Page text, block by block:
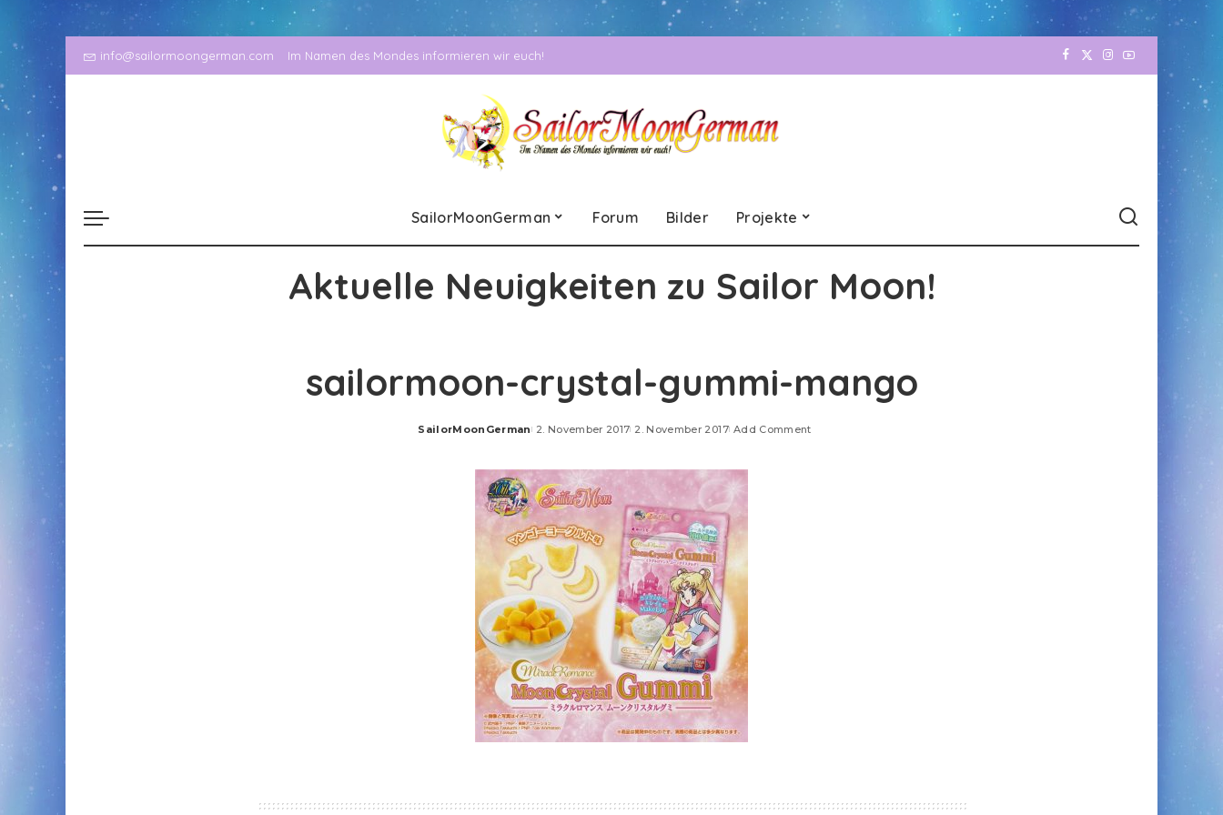
info@sailormoongerman.com Im Namen des Mondes informieren wir euch!
SailorMoonGerman Forum Bilder Projekte
Aktuelle Neuigkeiten zu Sailor Moon!
sailormoon-crystal-gummi-mango
Posted
SailorMoonGerman 2. November 2017 2. November 2017 Add Comment